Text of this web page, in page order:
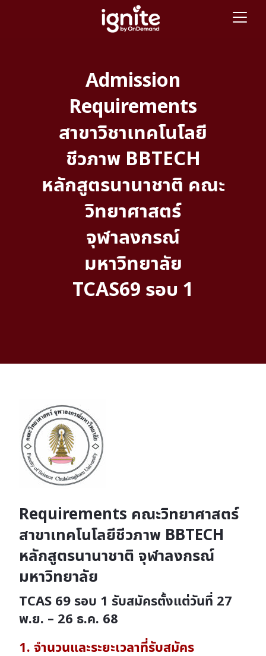
Admission
Requirements
สาขาวิชาเทคโนโลยี
ชีวภาพ BBTECH
หลักสูตรนานาชาติ คณะ
วิทยาศาสตร์
จุฬาลงกรณ์
มหาวิทยาลัย
TCAS69 รอบ 1
Requirements คณะวิทยาศาสตร์
สาขาเทคโนโลยีชีวภาพ BBTECH
หลักสูตรนานาชาติ จุฬาลงกรณ์
มหาวิทยาลัย
TCAS 69 รอบ 1 รับสมัครตั้งแต่วันที่ 27
พ.ย. – 26 ธ.ค. 68
1. จำนวนและระยะเวลาที่รับสมัคร